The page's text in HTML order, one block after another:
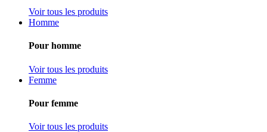
Voir tous les produits
Homme
Pour homme
Voir tous les produits
Femme
Pour femme
Voir tous les produits